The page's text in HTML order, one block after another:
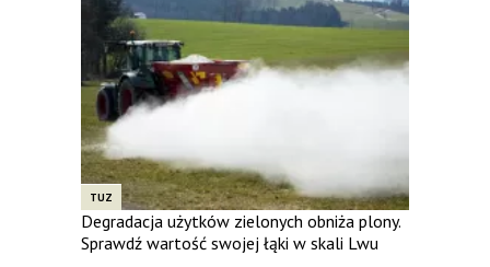
TUZ
Degradacja użytków zielonych obniża plony.
Sprawdź wartość swojej łąki w skali Lwu